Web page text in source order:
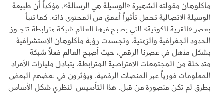
ماكلوهان مقولته الشهيرة «الوسيلة هي الرسالة»، مؤكداً أن طبيعة
الوسيلة الاتصالية تحمل تأثيراً أعمق من المحتوى ذاته. كما تنبأ
بعصر «القرية الكونية» التي يصبح فيها العالم شبكة مترابطة تتجاوز
الحدود الجغرافية والزمنية. وتجسدت رؤية ماكلوهان الاستشرافية
بشكل مذهل في عصرنا الرقمي، حيث أصبح العالم فعلاً شبكة
متداخلة من المجتمعات الافتراضية المترابطة. يتبادل مليارات الأفراد
المعلومات فورياً عبر المنصات الرقمية، ويؤثرون في بعضهم البعض
بطرق لم تكن متصورة من قبل. هذا التأسيس النظري شكل الأساس